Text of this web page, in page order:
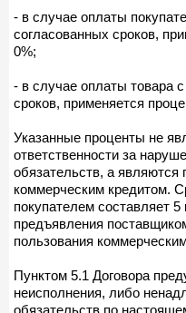
- в случае оплаты
согласованных сроков,
0%;
- в случае оплаты товара
сроков, применяется
Указанные проценты не
ответственности за
обязательств, а являются
коммерческим кредитом.
покупателем составляет
предъявления
пользования
Пунктом 5.1 Договора
неисполнения, либо
обязательств по